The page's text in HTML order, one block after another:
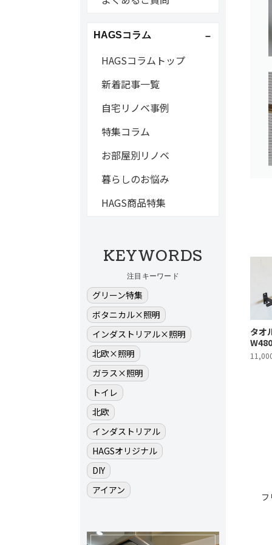
タオ
W480
HAGSコラム
HAGSコラムトップ
新着記事一覧
自宅リノベ事例
特集コラム
お部屋別リノベ
暮らしのお悩み
HAGS商品特集
KEYWORDS
注目キーワード
グリーン特集
ボタニカル×照明
インダストリアル×照明
北欧×照明
ガラス×照明
トイレ
北欧
インダストリアル
HAGSオリジナル
DIY
アイアン